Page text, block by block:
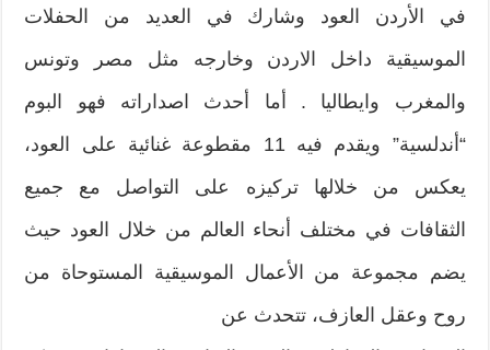
في الأردن العود وشارك في العديد من الحفلات
الموسيقية داخل الاردن وخارجه مثل مصر وتونس
والمغرب وايطاليا . أما أحدث اصداراته فهو البوم
“أندلسية” ويقدم فيه 11 مقطوعة غنائية على العود،
يعكس من خلالها تركيزه على التواصل مع جميع
الثقافات في مختلف أنحاء العالم من خلال العود حيث
يضم مجموعة من الأعمال الموسيقية المستوحاة من
روح وعقل العازف، تتحدث عن